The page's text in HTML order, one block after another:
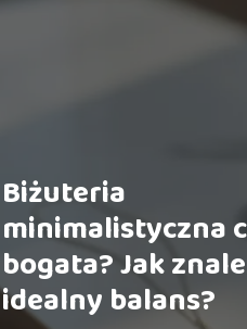
Biżuteria
minimalistyczna
bogata? Jak
idealny balans?